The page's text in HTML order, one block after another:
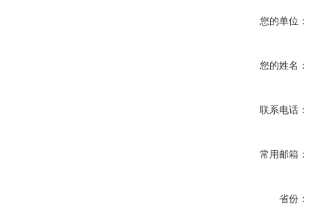
您的单位：
您的姓名：
联系电话：
常用邮箱：
省份：